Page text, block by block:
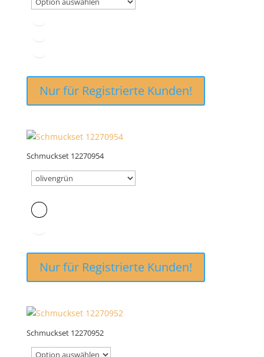
Nur für Registrierte Kunden!
Schmuckset 12270954
Nur für Registrierte Kunden!
Schmuckset 12270952